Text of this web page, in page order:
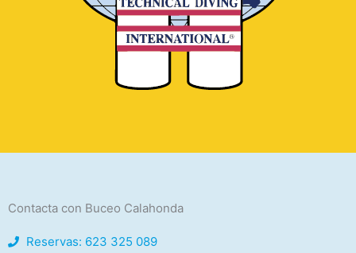
Contacta con Buceo Calahonda
Reservas: 623 325 089